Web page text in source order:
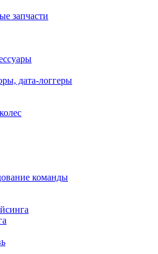
запчасти
дата-логгеры
команды